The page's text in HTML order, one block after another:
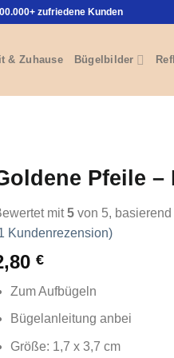
zufriedene Kunden
& Zuhause Bügelbilder
Pfeile
mit5 von 5,
Kundenrezension)
€
Zum Aufbügeln
Bügelanleitung anbei
Größe: 1,7 x 3,7 cm